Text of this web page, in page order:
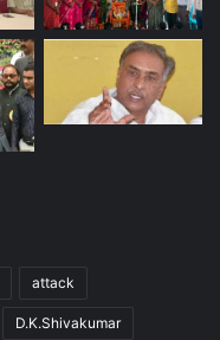
attack
D.K.Shivakumar